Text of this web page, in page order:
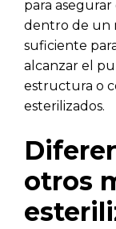
para
dentro de un
suficiente
alcanzar el
estructura o
esterilizados.
otros